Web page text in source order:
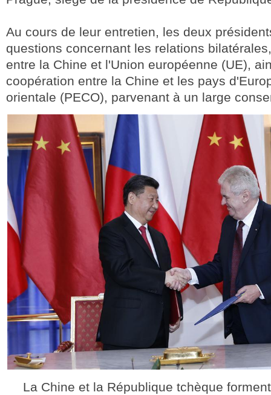
Au cours de leur entretien, les deux
questions concernant les relations
entre la Chine et l'Union européenne (UE),
coopération entre la Chine et les pays
orientale (PECO), parvenant à un large
La Chine et la République tchèque